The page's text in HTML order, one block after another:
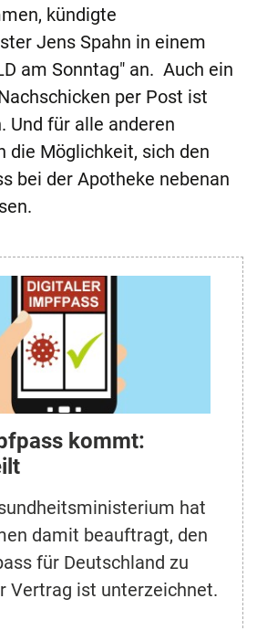
kündigte
Jens Spahn in einem
am Sonntag" an. Auch ein
per Post ist
Und für alle anderen
die Möglichkeit, sich den
bei der Apotheke nebenan
kommt:
hat
damit beauftragt, den
für Deutschland zu
Vertrag ist unterzeichnet.